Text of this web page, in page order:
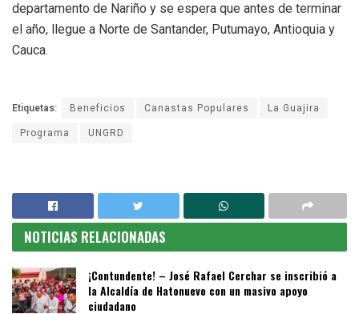
departamento de Nariño y se espera que antes de terminar
el año, llegue a Norte de Santander, Putumayo, Antioquia y
Cauca.
Etiquetas: Beneficios Canastas Populares
La Guajira
Programa
UNGRD
NOTICIAS RELACIONADAS
¡Contundente! – José Rafael Cerchar se inscribió a
la Alcaldía de Hatonuevo con un masivo apoyo
ciudadano